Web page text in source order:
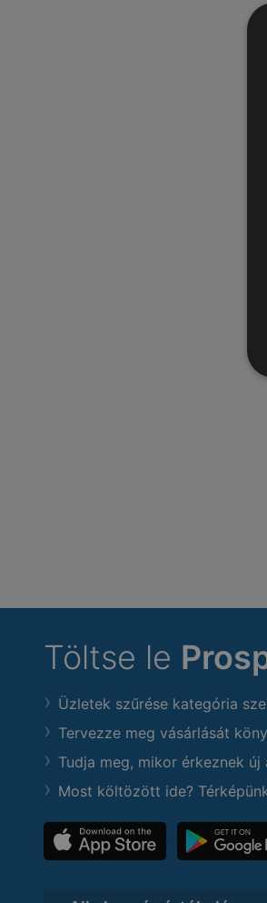
Töltse le
Üzletek szűrése kategória
Tervezze meg vásárlását
Tudja meg, mikor érkeznek új
Most költözött ide?